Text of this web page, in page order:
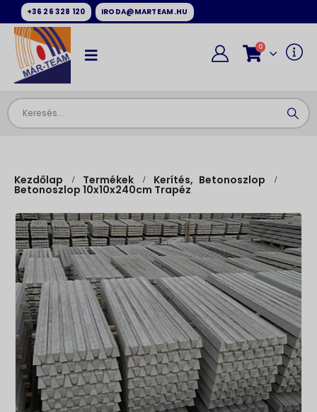
+36 26 328 120 IRODA@MARTEAM.HU
0
Kezdőlap Termékek Kerítés, Betonoszlop
Betonoszlop 10x10x240cm Trapéz